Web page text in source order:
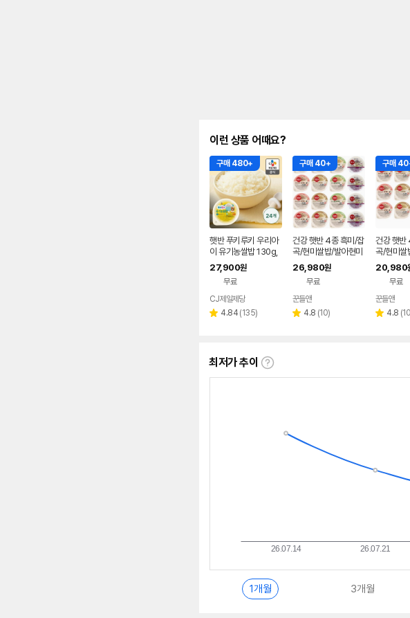
이런 상품 어때요?
구매 480+
햇반 푸키루키 우리아
이 유기농쌀밥 130g,
24개 (100%국산, 안
심용기)
27,900원
무료
페이
CJ제일제당
별 4.84 리
(135)
구매 40+
건강 햇반 4종 흑미/잡
곡/현미쌀밥/발아현미
26,980원
무료
페이
꾼들앤
별 4.8 리
(10)
구매
건강 햇반
곡/현미쌀
20,980
무료
페
꾼들앤
별 4.8 리
(10
최저가 추이
최
1개월 3개월